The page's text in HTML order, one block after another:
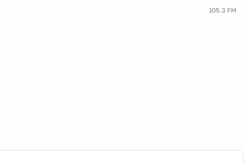
105.3 FM